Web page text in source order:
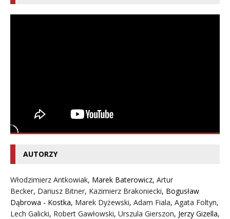
AUTORZY
Włodzimierz Antkowiak, Marek Baterowicz, Artur
Becker, Dariusz Bitner, Kazimierz Brakoniecki, Bogusław
Dąbrowa - Kostka, Marek Dyżewski, Adam Fiala, Agata Foltyn,
Lech Galicki, Robert Gawłowski, Urszula Gierszon, Jerzy Gizella,